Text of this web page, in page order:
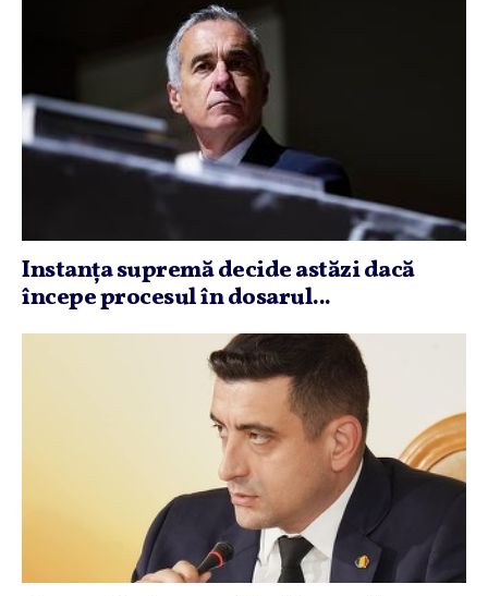
Instanţa supremă decide astăzi dacă
începe procesul în dosarul...